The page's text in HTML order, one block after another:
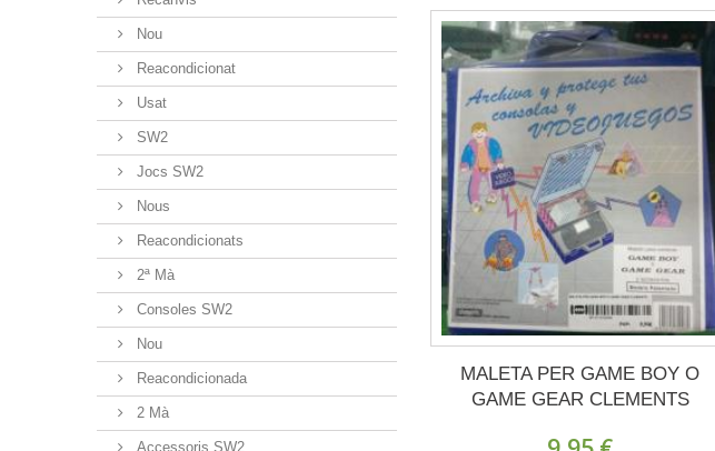
Nou
Reacondicionat
Usat
SW2
Jocs SW2
Nous
Reacondicionats
2ª Mà
Consoles SW2
Nou
Reacondicionada
2 Mà
Accessoris SW2
MALETA PER GAME BOY O
GAME GEAR CLEMENTS